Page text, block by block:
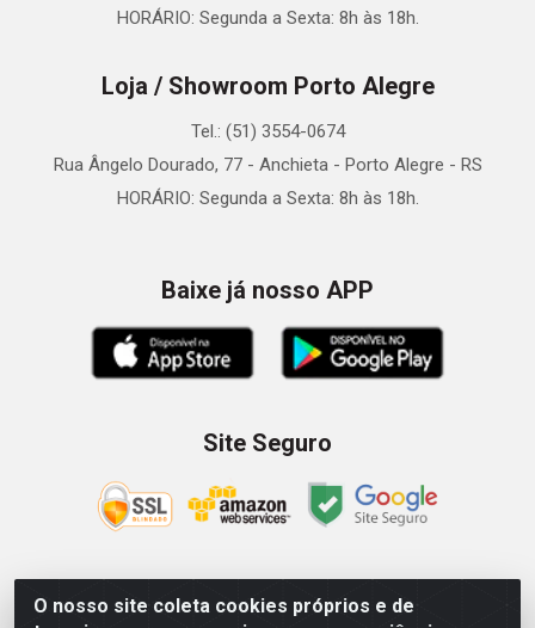
O nosso site coleta cookies próprios e de
HORÁRIO: Segunda a Sexta: 8h às 18h.
Loja / Showroom Porto Alegre
Tel.: (51) 3554-0674
Rua Ângelo Dourado, 77 - Anchieta - Porto Alegre - RS
HORÁRIO: Segunda a Sexta: 8h às 18h.
Baixe já nosso APP
Site Seguro
Zein Importação e Comércio LTDA - Av. Senador Queiróz, 274